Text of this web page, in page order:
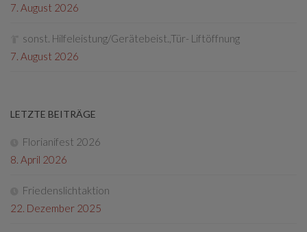
7. August 2026
sonst. Hilfeleistung/Gerätebeist.,Tür- Liftöffnung
7. August 2026
LETZTE BEITRÄGE
Florianifest 2026
8. April 2026
Friedenslichtaktion
22. Dezember 2025